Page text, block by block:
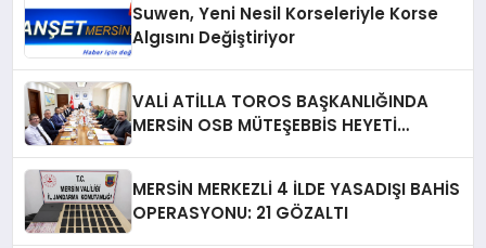
Suwen, Yeni Nesil Korseleriyle Korse
Algısını Değiştiriyor
VALİ ATİLLA TOROS BAŞKANLIĞINDA
MERSİN OSB MÜTEŞEBBİS HEYETİ
MERSİN MERKEZLİ 4 İLDE YASADIŞI BAHİS
OPERASYONU: 21 GÖZALTI